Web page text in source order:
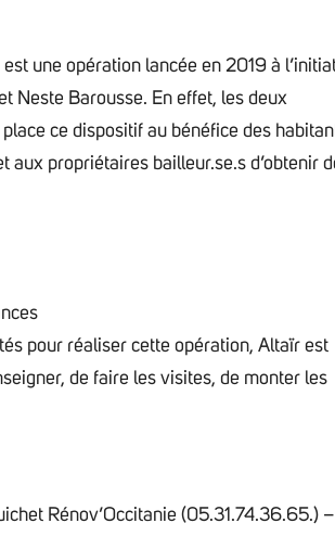
une opération lancée en 2019 à
Neste Barousse. En effet, les deux
ce dispositif au bénéfice des
propriétaires bailleur.se.s d’obtenir
pour réaliser cette opération, Altaïr est
de faire les visites, de monter les
Rénov’Occitanie (05.31.74.36.65.) –